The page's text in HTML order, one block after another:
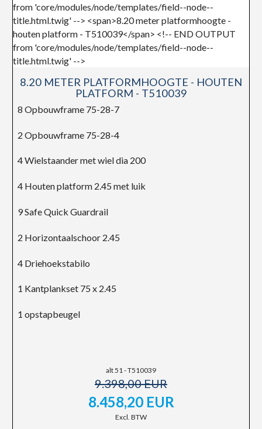
8.20 METER PLATFORMHOOGTE - HOUTEN
PLATFORM - T510039
8 Opbouwframe 75-28-7
2 Opbouwframe 75-28-4
4 Wielstaander met wiel dia 200
4 Houten platform 2.45 met luik
9 Safe Quick Guardrail
2 Horizontaalschoor 2.45
4 Driehoekstabilo
1 Kantplankset 75 x 2.45
1 opstapbeugel
alt 51 - T510039
9.398,00 EUR
8.458,20 EUR
Excl. BTW